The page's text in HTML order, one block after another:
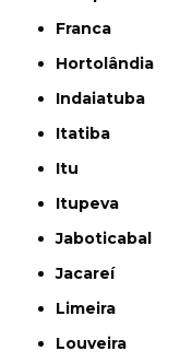
Franca
Hortolândia
Indaiatuba
Itatiba
Itu
Itupeva
Jaboticabal
Jacareí
Limeira
Louveira